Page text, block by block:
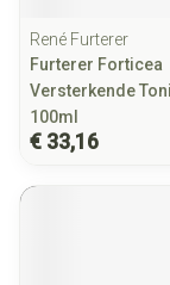
René Furterer
Furterer Forticea
Versterkende
100ml
€ 33,16